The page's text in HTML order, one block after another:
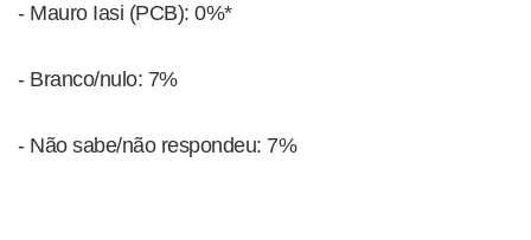
- Mauro Iasi (PCB): 0%*
- Branco/nulo: 7%
- Não sabe/não respondeu: 7%